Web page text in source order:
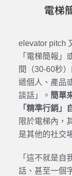
elevator pitch
「電梯簡報」
間（30-60秒
遞個人、產品
談話」。 簡單
「精準行銷」
限於電梯內，
是其他的社交
「這不就是自
話、甚至一個